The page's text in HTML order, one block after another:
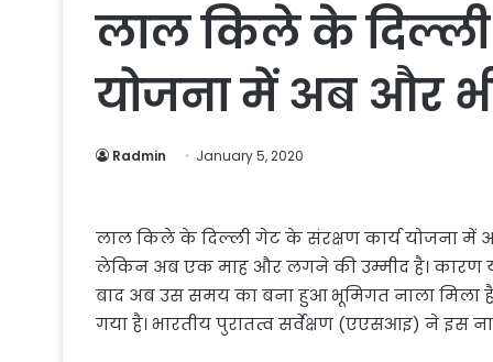
लाल किले के
योजना में अब और
Radmin January 5, 2020
लाल किले के दिल्ली गेट के संरक्षण कार्य योजना में अब
लेकिन अब एक माह और लगने की उम्मीद है। कारण
बाद अब उस समय का बना हुआ भूमिगत नाला मिला
गया है। भारतीय पुरातत्व सर्वेक्षण (एएसआइ) ने इस